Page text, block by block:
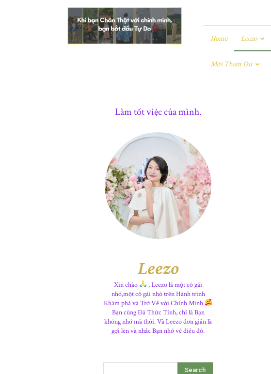
Leezo
|
Chân
Thật
Home Leezo
Mời Tham Dự
Làm tốt việc của mình.
Leezo
Xin chào
, Leezo là một cô gái
nhỏ,một cô gái nhỏ trên Hành trình
Khám phá và Trở Về với Chính Mình
Bạn cũng Đã Thức Tỉnh, chỉ là Bạn
không nhớ mà thôi. Và Leezo đơn giản là
gợi lên và nhắc Bạn nhớ về điều đó.
Search